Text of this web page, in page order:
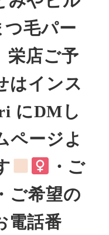
つ毛パー
栄店ご予
はインス
にDMし
ページよ
・ご
ご希望の
電話番